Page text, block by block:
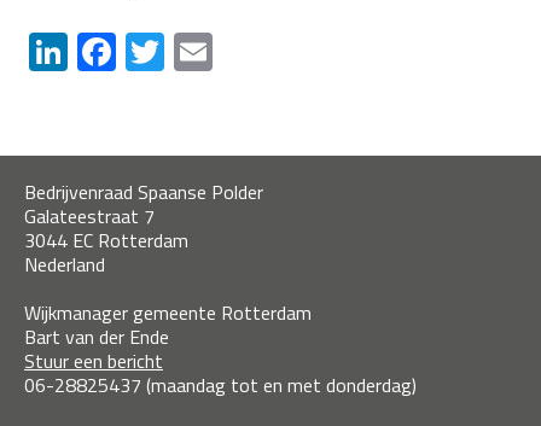
LinkedIn
Facebook
Twitter
Bedrijvenraad Spaanse Polder
Galateestraat 7
3044 EC Rotterdam
Nederland
Wijkmanager gemeente Rotterdam
Bart van der Ende
Stuur een bericht
06-28825437 (maandag tot en met donderdag)